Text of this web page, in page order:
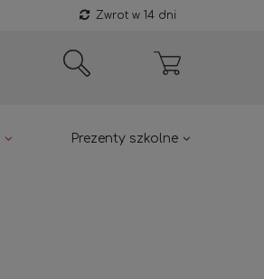
Zwrot w 14 dni
Prezenty szkolne